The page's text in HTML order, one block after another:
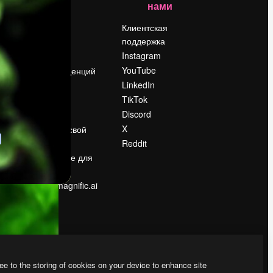
Цены
Поиск тенденций
Продайте свой
контент
Помещение для
прессы
Ищете magnific.ai
нами
Клиентская
поддержка
Instagram
YouTube
LinkedIn
TikTok
Discord
X
Reddit
to the storing of cookies on your device to enhance site